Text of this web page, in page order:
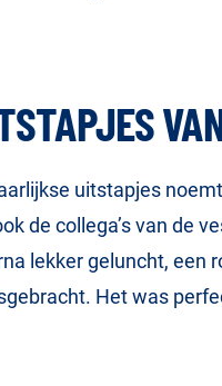
uitstapjes
de collega’s van de
lekker geluncht, een
Het was